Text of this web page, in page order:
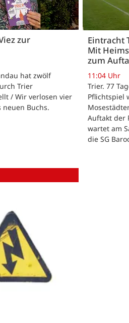
zur
hat zwölf
Trier
/ Wir verlosen vier
neuen Buchs.
Eintracht
Mit
zum
11:04 Uhr
Trier. 77
Pflichtspiel
Auftakt der
wartet am
die SG